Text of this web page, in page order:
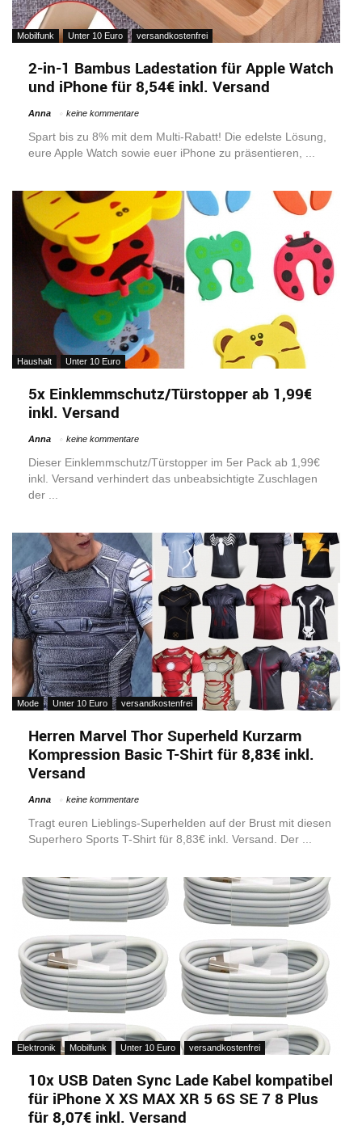
Mobilfunk Unter 10 Euro versandkostenfrei
2-in-1 Bambus Ladestation für Apple Watch
und iPhone für 8,54€ inkl. Versand
Anna keine kommentare
Spart bis zu 8% mit dem Multi-Rabatt! Die edelste Lösung,
eure Apple Watch sowie euer iPhone zu präsentieren, ...
Haushalt Unter 10 Euro
5x Einklemmschutz/Türstopper ab 1,99€
inkl. Versand
Anna keine kommentare
Dieser Einklemmschutz/Türstopper im 5er Pack ab 1,99€
inkl. Versand verhindert das unbeabsichtigte Zuschlagen
der ...
Mode Unter 10 Euro versandkostenfrei
Herren Marvel Thor Superheld Kurzarm
Kompression Basic T-Shirt für 8,83€ inkl.
Versand
Anna keine kommentare
Tragt euren Lieblings-Superhelden auf der Brust mit diesen
Superhero Sports T-Shirt für 8,83€ inkl. Versand. Der ...
Elektronik Mobilfunk Unter 10 Euro versandkostenfrei
10x USB Daten Sync Lade Kabel kompatibel
für iPhone X XS MAX XR 5 6S SE 7 8 Plus
für 8,07€ inkl. Versand